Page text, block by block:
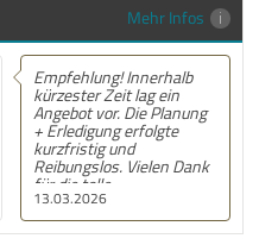
Mehr Infos
13.03.2026
Empfehlung! Innerhalb
kürzester Zeit lag ein
Angebot vor. Die Planung
+ Erledigung erfolgte
kurzfristig und
Reibungslos. Vielen Dank
für die tolle
Unterstützung! Nächstes
Mal gerne wieder! :) LG,
S.N.